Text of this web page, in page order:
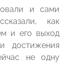
и сами
как
и его выход
достижения
не одну